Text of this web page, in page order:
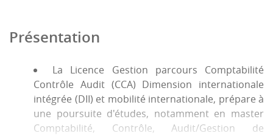
Présentation
La Licence Gestion parcours Comptabilité
Contrôle Audit (CCA) Dimension internationale
intégrée (DII) et mobilité internationale, prépare à
une poursuite d'études, notamment en master
Comptabilité, Contrôle, Audit/Gestion de